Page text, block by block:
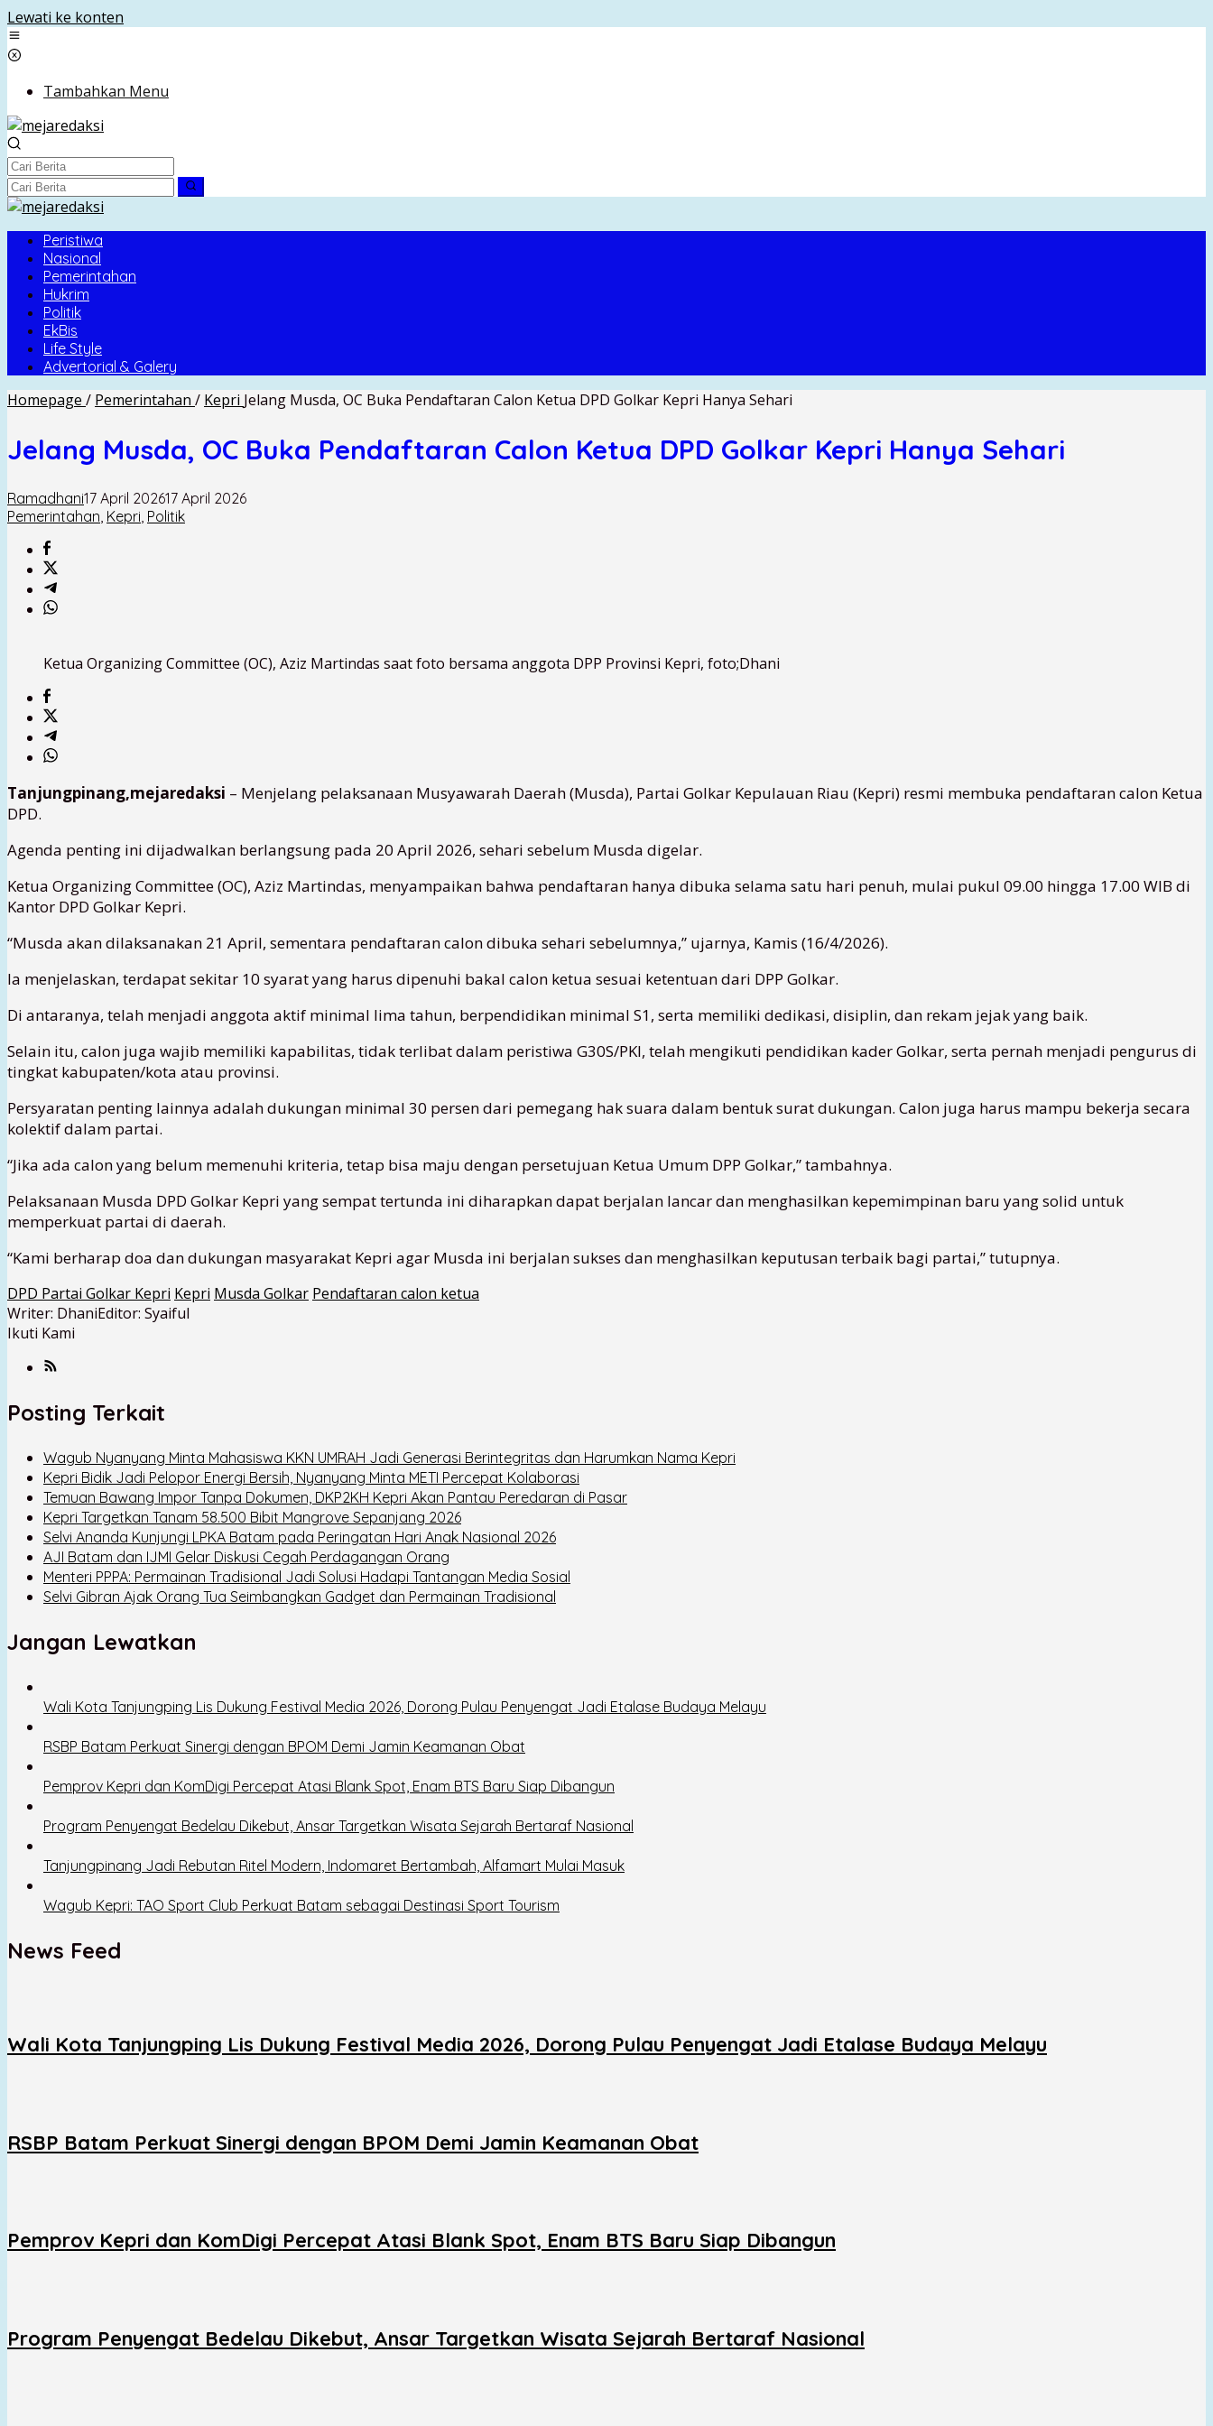
Lewati ke konten
Tambahkan Menu
Peristiwa
Nasional
Pemerintahan
Hukrim
Politik
EkBis
Life Style
Advertorial & Galery
Homepage / Pemerintahan / Kepri Jelang Musda, OC Buka Pendaftaran Calon Ketua DPD Golkar Kepri Hanya Sehari
Jelang Musda, OC Buka Pendaftaran Calon Ketua DPD Golkar Kepri Hanya Sehari
Ramadhani17 April 202617 April 2026
Pemerintahan Kepri Politik
Ketua Organizing Committee (OC), Aziz Martindas saat foto bersama anggota DPP Provinsi Kepri, foto;Dhani
Tanjungpinang,mejaredaksi – Menjelang pelaksanaan Musyawarah Daerah (Musda), Partai Golkar Kepulauan Riau (Kepri) resmi membuka pendaftaran calon Ketua
DPD.
Agenda penting ini dijadwalkan berlangsung pada 20 April 2026, sehari sebelum Musda digelar.
Ketua Organizing Committee (OC), Aziz Martindas, menyampaikan bahwa pendaftaran hanya dibuka selama satu hari penuh, mulai pukul 09.00 hingga 17.00 WIB di
Kantor DPD Golkar Kepri.
“Musda akan dilaksanakan 21 April, sementara pendaftaran calon dibuka sehari sebelumnya,” ujarnya, Kamis (16/4/2026).
Ia menjelaskan, terdapat sekitar 10 syarat yang harus dipenuhi bakal calon ketua sesuai ketentuan dari DPP Golkar.
Di antaranya, telah menjadi anggota aktif minimal lima tahun, berpendidikan minimal S1, serta memiliki dedikasi, disiplin, dan rekam jejak yang baik.
Selain itu, calon juga wajib memiliki kapabilitas, tidak terlibat dalam peristiwa G30S/PKI, telah mengikuti pendidikan kader Golkar, serta pernah menjadi pengurus di
tingkat kabupaten/kota atau provinsi.
Persyaratan penting lainnya adalah dukungan minimal 30 persen dari pemegang hak suara dalam bentuk surat dukungan. Calon juga harus mampu bekerja secara
kolektif dalam partai.
“Jika ada calon yang belum memenuhi kriteria, tetap bisa maju dengan persetujuan Ketua Umum DPP Golkar,” tambahnya.
Pelaksanaan Musda DPD Golkar Kepri yang sempat tertunda ini diharapkan dapat berjalan lancar dan menghasilkan kepemimpinan baru yang solid untuk
memperkuat partai di daerah.
“Kami berharap doa dan dukungan masyarakat Kepri agar Musda ini berjalan sukses dan menghasilkan keputusan terbaik bagi partai,” tutupnya.
DPD Partai Golkar Kepri Kepri Musda Golkar Pendaftaran calon ketua
Writer: DhaniEditor: Syaiful
Ikuti Kami
Posting Terkait
Wagub Nyanyang Minta Mahasiswa KKN UMRAH Jadi Generasi Berintegritas dan Harumkan Nama Kepri
Kepri Bidik Jadi Pelopor Energi Bersih, Nyanyang Minta METI Percepat Kolaborasi
Temuan Bawang Impor Tanpa Dokumen, DKP2KH Kepri Akan Pantau Peredaran di Pasar
Kepri Targetkan Tanam 58.500 Bibit Mangrove Sepanjang 2026
Selvi Ananda Kunjungi LPKA Batam pada Peringatan Hari Anak Nasional 2026
AJI Batam dan IJMI Gelar Diskusi Cegah Perdagangan Orang
Menteri PPPA: Permainan Tradisional Jadi Solusi Hadapi Tantangan Media Sosial
Selvi Gibran Ajak Orang Tua Seimbangkan Gadget dan Permainan Tradisional
Jangan Lewatkan
Wali Kota Tanjungping Lis Dukung Festival Media 2026, Dorong Pulau Penyengat Jadi Etalase Budaya Melayu
RSBP Batam Perkuat Sinergi dengan BPOM Demi Jamin Keamanan Obat
Pemprov Kepri dan KomDigi Percepat Atasi Blank Spot, Enam BTS Baru Siap Dibangun
Program Penyengat Bedelau Dikebut, Ansar Targetkan Wisata Sejarah Bertaraf Nasional
Tanjungpinang Jadi Rebutan Ritel Modern, Indomaret Bertambah, Alfamart Mulai Masuk
Wagub Kepri: TAO Sport Club Perkuat Batam sebagai Destinasi Sport Tourism
News Feed
Wali Kota Tanjungping Lis Dukung Festival Media 2026, Dorong Pulau Penyengat Jadi Etalase Budaya Melayu
RSBP Batam Perkuat Sinergi dengan BPOM Demi Jamin Keamanan Obat
Pemprov Kepri dan KomDigi Percepat Atasi Blank Spot, Enam BTS Baru Siap Dibangun
Program Penyengat Bedelau Dikebut, Ansar Targetkan Wisata Sejarah Bertaraf Nasional